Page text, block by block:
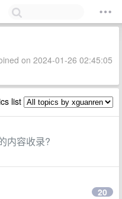
on 2024-01-26 02:45:05
list
内容收录?
20